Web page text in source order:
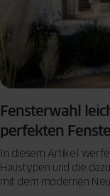
Fensterwahl
perfekten
In diesem Artikel
Haustypen und die
mit dem modernen